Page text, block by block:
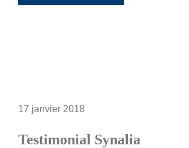
17 janvier 2018
Testimonial Synalia